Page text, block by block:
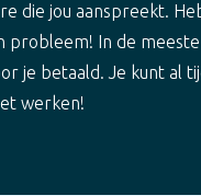
die jou aanspreekt.
probleem! In de
je betaald. Je kunt al
werken!